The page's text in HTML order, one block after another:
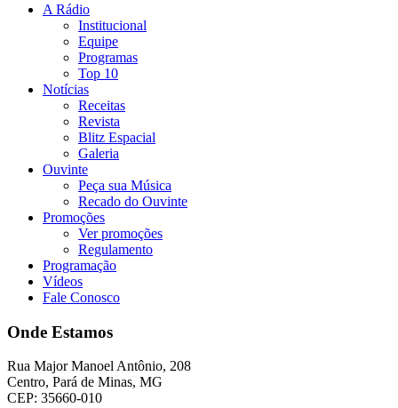
A Rádio
Institucional
Equipe
Programas
Top 10
Notícias
Receitas
Revista
Blitz Espacial
Galeria
Ouvinte
Peça sua Música
Recado do Ouvinte
Promoções
Ver promoções
Regulamento
Programação
Vídeos
Fale Conosco
Onde Estamos
Rua Major Manoel Antônio, 208
Centro, Pará de Minas, MG
CEP: 35660-010